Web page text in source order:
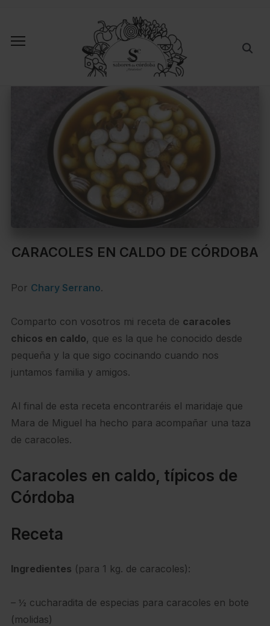
CARACOLES EN CALDO DE CÓRDOBA
Por Chary Serrano.
Comparto con vosotros mi receta de caracoles
chicos en caldo, que es la que he conocido desde
pequeña y la que sigo cocinando cuando nos
juntamos familia y amigos.
Al final de esta receta encontraréis el maridaje que
Mara de Miguel ha hecho para acompañar una taza
de caracoles.
Caracoles en caldo, típicos de
Córdoba
Receta
Ingredientes (para 1 kg. de caracoles):
– ½ cucharadita de especias para caracoles en bote
(molidas)